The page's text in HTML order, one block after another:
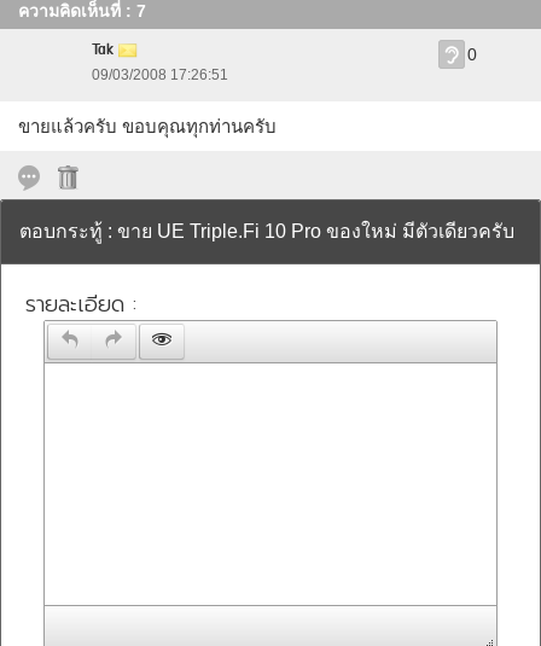
ความคิดเห็นที่ : 7
Tak
09/03/2008 17:26:51
0
ขายแล้วครับ ขอบคุณทุกท่านครับ
ตอบกระทู้ : ขาย UE Triple.Fi 10 Pro ของใหม่ มีตัวเดียวครับ
รายละเอียด :